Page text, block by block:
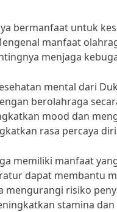
bermanfaat untuk
manfaat
menjaga
mental dari
berolahraga
mood dan
rasa percaya
memiliki manfaat
dapat membantu
risiko
stamina